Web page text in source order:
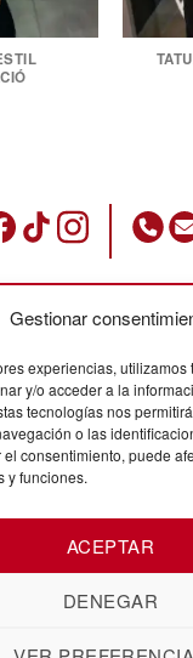
Gestionar
experiencias,
y/o acceder a la
tecnologías nos
o las
consentimiento, puede
y funciones.
ACEPTAR
DENEGAR
Condicions d’ús
Política de
Avisos legals
Política de cookies
Cancel·laació de
Canvis i devolucions